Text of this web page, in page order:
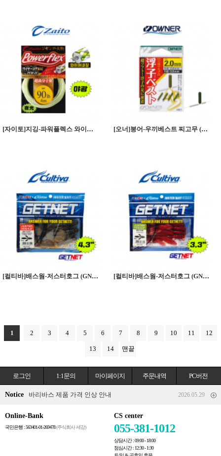
[자이토]지깅-파워플렉스 와이어코어 (PFW-01) [오너]붕어-우끼베스트 찌고무 (카키)
[컬티바]배스웜-저스터호그 (GN-10) 4.3인치 [컬티바]배스웜-저스터호그 (GN-11) 3.3인치
1 2 3 4 5 6 7 8 9 10 11 12
13 14 맨끝
로그인 1:1문의 마이페이지 주문내역 PC버전
Notice 바리바스 제품 가격 인상 안내 2026.05.29
Online-Bank
국민은행 : 563401-01-269478(주식회사 세강)
CS center
055-381-1012
상담시간 : 09:00 - 18:00
점심시간 : 12:30 - 1:30